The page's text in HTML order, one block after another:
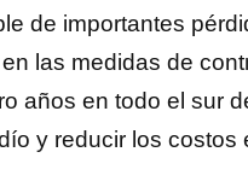
de importantes
las medidas de
años en todo el sur
y reducir los costos